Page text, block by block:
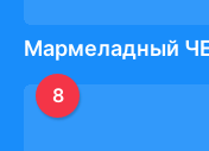
Мармеладный
8